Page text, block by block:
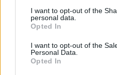
not limited to your visit or
grant or deny consent to
use your data for below
consent section.
I want to opt-out of the
personal data.
Opted In
I want to opt-out of the
Personal Data.
Opted In
jövőre 17 autót fogunk
Genesis, akik két LMDh-